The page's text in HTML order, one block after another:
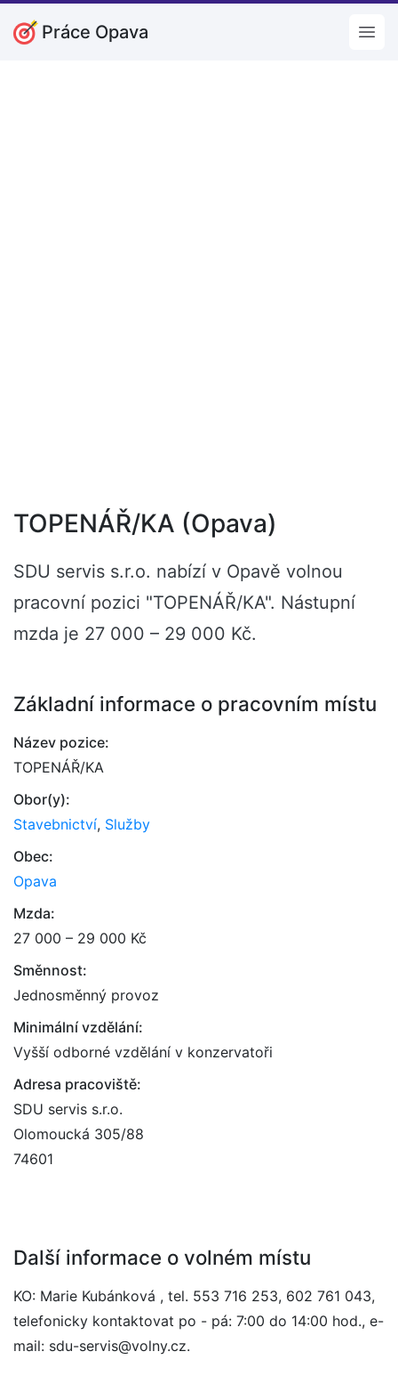
Práce Opava
TOPENÁŘ/KA (Opava)
SDU servis s.r.o. nabízí v Opavě volnou
pracovní pozici "TOPENÁŘ/KA". Nástupní
mzda je 27 000 – 29 000 Kč.
Základní informace o pracovním místu
Název pozice:
TOPENÁŘ/KA
Obor(y):
Stavebnictví, Služby
Obec:
Opava
Mzda:
27 000 – 29 000 Kč
Směnnost:
Jednosměnný provoz
Minimální vzdělání:
Vyšší odborné vzdělání v konzervatoři
Adresa pracoviště:
SDU servis s.r.o.
Olomoucká 305/88
74601
Další informace o volném místu
KO: Marie Kubánková , tel. 553 716 253, 602 761 043,
telefonicky kontaktovat po - pá: 7:00 do 14:00 hod., e-
mail: sdu-servis@volny.cz.